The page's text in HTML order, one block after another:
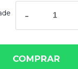
-
COMPRAR